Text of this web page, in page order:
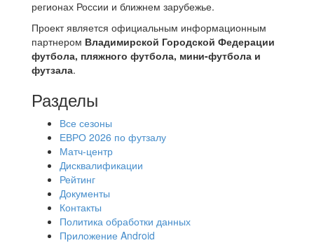
регионах России и ближнем зарубежье.
Проект является официальным информационным
партнером Владимирской Городской Федерации
футбола, пляжного футбола, мини-футбола и
футзала.
Разделы
Все сезоны
ЕВРО 2026 по футзалу
Матч-центр
Дисквалификации
Рейтинг
Документы
Контакты
Политика обработки данных
Приложение Android